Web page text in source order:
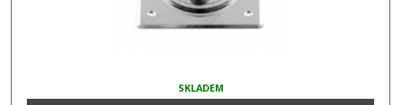
SKLADEM